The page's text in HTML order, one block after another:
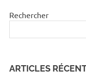
Rechercher
ARTICLES